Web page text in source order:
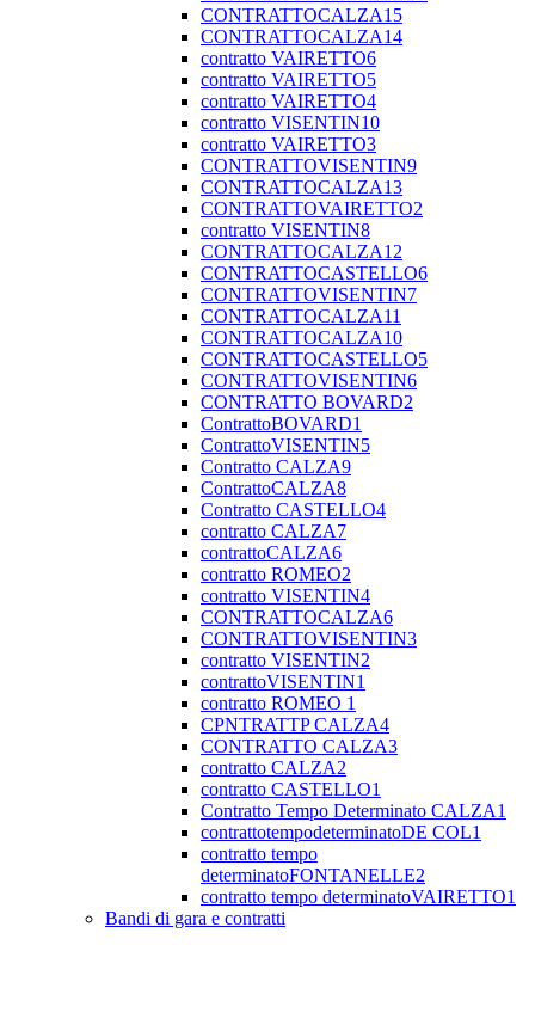
CONTRATTOCALZA15
CONTRATTOCALZA14
contratto VAIRETTO6
contratto VAIRETTO5
contratto VAIRETTO4
contratto VISENTIN10
contratto VAIRETTO3
CONTRATTOVISENTIN9
CONTRATTOCALZA13
CONTRATTOVAIRETTO2
contratto VISENTIN8
CONTRATTOCALZA12
CONTRATTOCASTELLO6
CONTRATTOVISENTIN7
CONTRATTOCALZA11
CONTRATTOCALZA10
CONTRATTOCASTELLO5
CONTRATTOVISENTIN6
CONTRATTO BOVARD2
ContrattoBOVARD1
ContrattoVISENTIN5
Contratto CALZA9
ContrattoCALZA8
Contratto CASTELLO4
contratto CALZA7
contrattoCALZA6
contratto ROMEO2
contratto VISENTIN4
CONTRATTOCALZA6
CONTRATTOVISENTIN3
contratto VISENTIN2
contrattoVISENTIN1
contratto ROMEO 1
CPNTRATTP CALZA4
CONTRATTO CALZA3
contratto CALZA2
contratto CASTELLO1
Contratto Tempo Determinato CALZA1
contrattotempodeterminatoDE COL1
contratto tempo
determinatoFONTANELLE2
contratto tempo determinatoVAIRETTO1
Bandi di gara e contratti